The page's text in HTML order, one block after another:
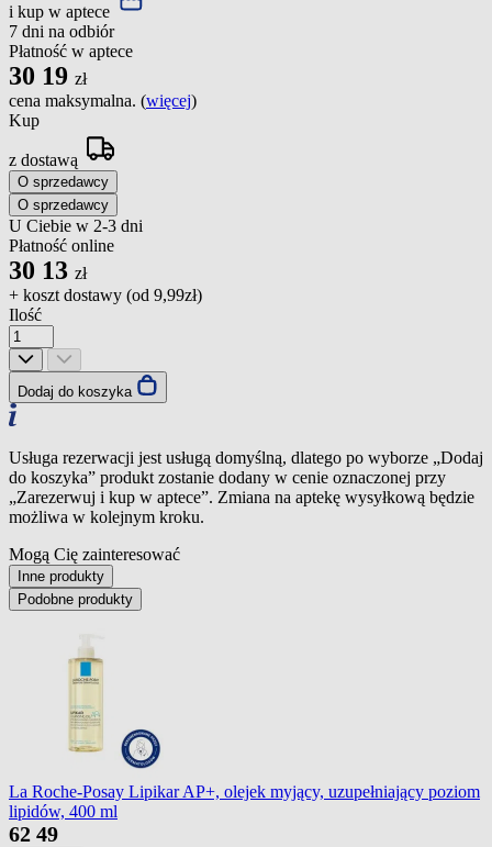
i kup w aptece
7 dni na odbiór
Płatność w aptece
30 19 zł
cena maksymalna. (więcej)
Kup
z dostawą
O sprzedawcy
O sprzedawcy
U Ciebie w 2-3 dni
Płatność online
30 13 zł
+ koszt dostawy (od 9,99zł)
Ilość
Dodaj do koszyka
Usługa rezerwacji jest usługą domyślną, dlatego po wyborze „Dodaj
do koszyka” produkt zostanie dodany w cenie oznaczonej przy
„Zarezerwuj i kup w aptece”. Zmiana na aptekę wysyłkową będzie
możliwa w kolejnym kroku.
Mogą Cię zainteresować
Inne produkty
Podobne produkty
La Roche-Posay Lipikar AP+, olejek myjący, uzupełniający poziom
lipidów, 400 ml
62 49